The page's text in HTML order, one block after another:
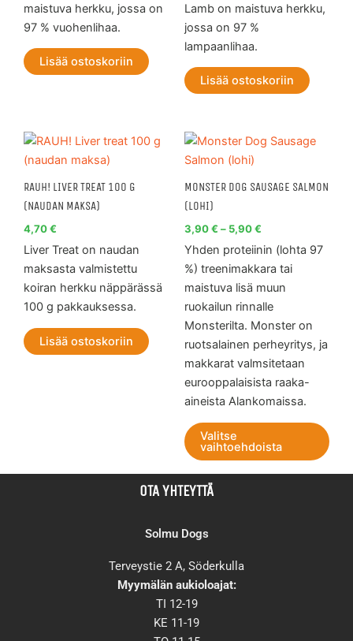
maistuva herkku, jossa on
97 % vuohenlihaa.
Lisää ostoskoriin
Lamb on maistuva herkku,
jossa on 97 %
lampaanlihaa.
Lisää ostoskoriin
RAUH! LIVER TREAT 100 G
(NAUDAN MAKSA)
4,70€
Liver Treat on naudan
maksasta valmistettu
koiran herkku näppärässä
100 g pakkauksessa.
Lisää ostoskoriin
MONSTER DOG SAUSAGE SALMON
(LOHI)
3,90€ – 5,90€
Hintaluokka:
3,90 €
Yhden proteiinin (lohta 97
%) treenimakkara tai
maistuva lisä muun
ruokailun rinnalle
Monsterilta. Monster on
ruotsalainen perheyritys, ja
makkarat valmsitetaan
eurooppalaisista raaka-
aineista Alankomaissa.
Valitse
vaihtoehdoista
OTA YHTEYTTÄ
Solmu Dogs
Terveystie 2 A, Söderkulla
Myymälän aukioloajat:
TI 12-19
KE 11-19